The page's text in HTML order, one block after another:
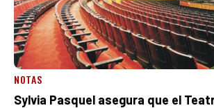
NOTAS
Sylvia Pasquel asegura que el